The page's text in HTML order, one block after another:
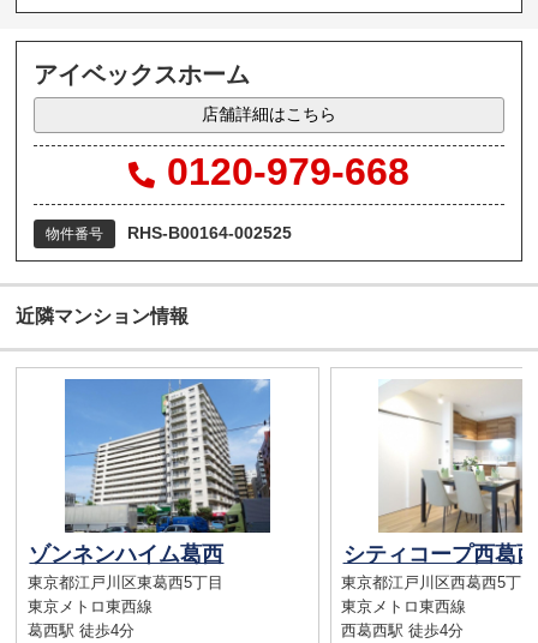
アイベックスホーム
店舗詳細はこちら
0120-979-668
物件番号 RHS-B00164-002525
近隣マンション情報
ゾンネンハイム葛西
東京都江戸川区東葛西5丁目
東京メトロ東西線
葛西駅 徒歩4分
シティコープ西葛西
東京都江戸川区西葛西5丁目
東京メトロ東西線
西葛西駅 徒歩4分